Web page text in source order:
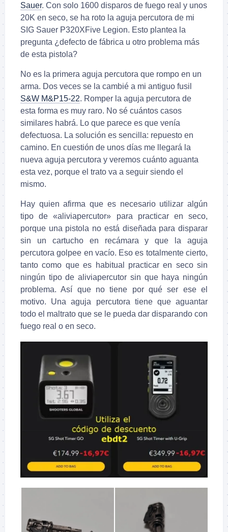
Sauer. Con solo 1600 disparos de fuego real y unos
20K en seco, se ha roto la aguja percutora de mi
SIG Sauer P320XFive Legion. Esto plantea la
pregunta ¿defecto de fábrica u otro problema más
de esta pistola?
No es la primera aguja percutora que rompo en un
arma. Dos veces se la cambié a mi antiguo fusil
S&W M&P15-22. Romper la aguja percutora de
esta forma es muy raro. No sé cuántos casos
similares habrá. Lo que parece es que venía
defectuosa. La solución es sencilla: repuesto en
camino. En cuestión de unos días me llegará la
nueva aguja percutora y veremos cuánto aguanta
esta vez, porque el trato va a seguir siendo el
mismo.
Hay quien afirma que es necesario utilizar algún
tipo de «aliviapercutor» para practicar en seco,
porque una pistola no está diseñada para disparar
sin un cartucho en recámara y que la aguja
percutora golpee en vacío. Eso es totalmente cierto,
tanto como que es habitual practicar en seco sin
ningún tipo de aliviapercutor sin que haya ningún
problema. Así que no tiene por qué ser ese el
motivo. Una aguja percutora tiene que aguantar
todo el maltrato que se le pueda dar disparando con
fuego real o en seco.